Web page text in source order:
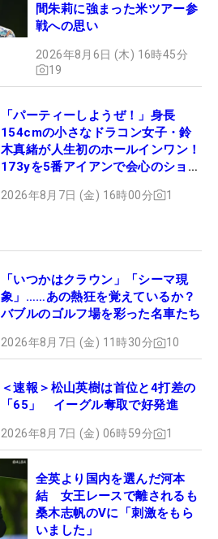
間朱莉に強まった米ツアー参
戦への思い
2026年8月6日 (木) 16時45分
19
「パーティーしようぜ！」身長
154cmの小さなドラコン女子・鈴
木真緒が人生初のホールインワン！
173yを5番アイアンで会心のショッ
2026年8月7日 (金) 16時00分 1
「いつかはクラウン」「シーマ現
象」……あの熱狂を覚えているか？
バブルのゴルフ場を彩った名車たち
2026年8月7日 (金) 11時30分 10
＜速報＞松山英樹は首位と4打差の
「65」 イーグル奪取で好発進
2026年8月7日 (金) 06時59分 1
全英より国内を選んだ河本
結 女王レースで離されるも
桑木志帆のVに「刺激をもら
いました」